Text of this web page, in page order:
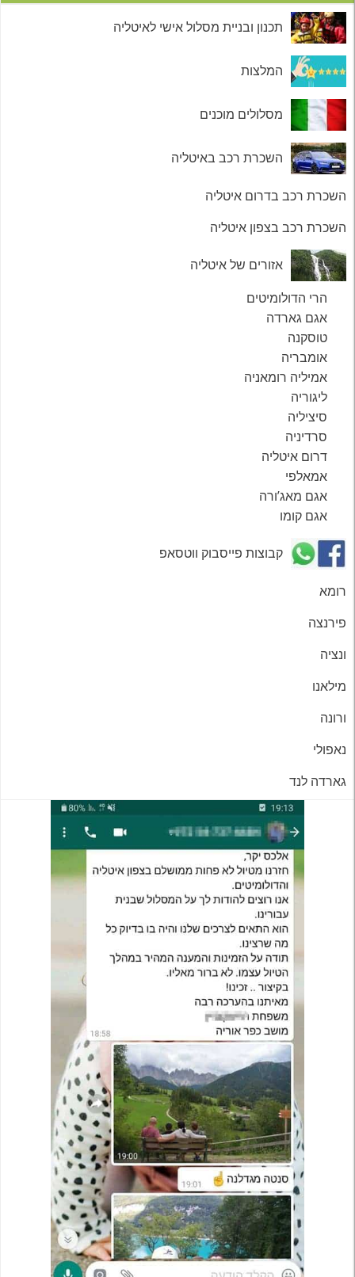
תכנון ובניית מסלול אישי לאיטליה
המלצות
מסלולים מוכנים
השכרת רכב באיטליה
השכרת רכב בדרום איטליה
השכרת רכב בצפון איטליה
אזורים של איטליה
הרי הדולומיטים
אגם גארדה
טוסקנה
אומבריה
אמיליה רומאניה
ליגוריה
סיציליה
סרדיניה
דרום איטליה
אמאלפי
אגם מאג’ורה
אגם קומו
קבוצות פייסבוק ווטסאפ
רומא
פירנצה
ונציה
מילאנו
ורונה
נאפולי
גארדה לנד